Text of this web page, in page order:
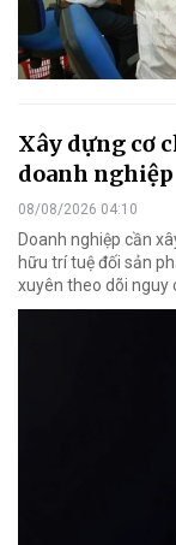
Xây dựng cơ
doanh nghiệp
08/08/2026 04:10
Doanh nghiệp cần
hữu trí tuệ đối sản
xuyên theo dõi nguy